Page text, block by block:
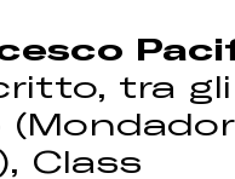
tra
Class